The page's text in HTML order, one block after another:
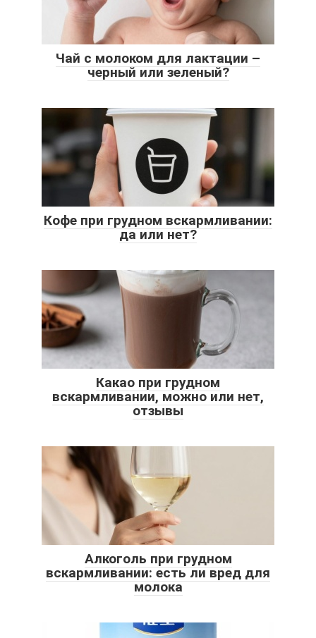
Чай с молоком для лактации –
черный или зеленый?
Кофе при грудном вскармливании:
да или нет?
Какао при грудном
вскармливании, можно или нет,
отзывы
Алкоголь при грудном
вскармливании: есть ли вред для
молока